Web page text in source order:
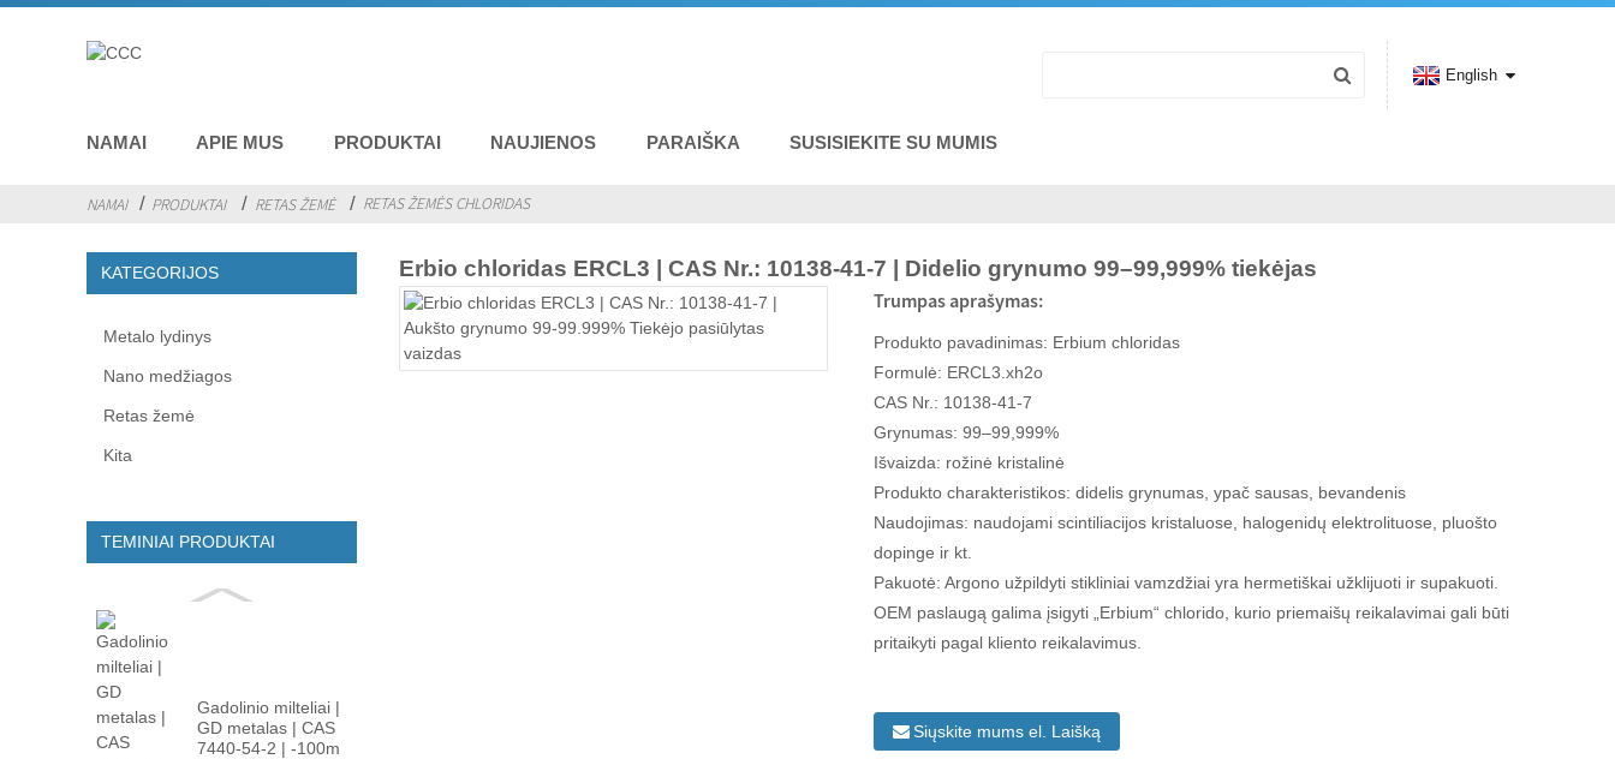
NAMAI APIE MUS PRODUKTAI NAUJIENOS PARAIŠKA SUSISIEKITE SU MUMIS
English
NAMAI PRODUKTAI RETAS ŽEMĖ RETAS ŽEMĖS CHLORIDAS
KATEGORIJOS
Metalo lydinys
Nano medžiagos
Retas žemė
Kita
TEMINIAI PRODUKTAI
Gadolinio milteliai |
GD metalas | CAS
7440-54-2 | -100m
Erbio chloridas ERCL3 | CAS Nr.: 10138-41-7 | Didelio grynumo 99–99,999% tiekėjas
Trumpas aprašymas:
Produkto pavadinimas: Erbium chloridas
Formulė: ERCL3.xh2o
CAS Nr.: 10138-41-7
Grynumas: 99–99,999%
Išvaizda: rožinė kristalinė
Produkto charakteristikos: didelis grynumas, ypač sausas, bevandenis
Naudojimas: naudojami scintiliacijos kristaluose, halogenidų elektrolituose, pluošto
dopinge ir kt.
Pakuotė: Argono užpildyti stikliniai vamzdžiai yra hermetiškai užklijuoti ir supakuoti.
OEM paslaugą galima įsigyti „Erbium“ chlorido, kurio priemaišų reikalavimai gali būti
pritaikyti pagal kliento reikalavimus.
Siųskite mums el. Laišką